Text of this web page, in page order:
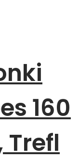
160